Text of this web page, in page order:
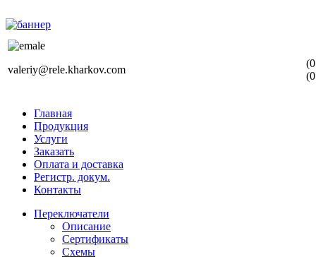
valeriy@rele.kharkov.com
Главная
Продукция
Услуги
Заказать
Оплата и доставка
Регистр. докум.
Контакты
Переключатели
Описание
Сертификаты
Схемы